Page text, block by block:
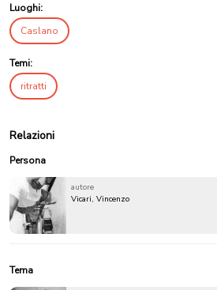
Luoghi:
Caslano
Temi:
ritratti
Relazioni
Persona
autore
Vicari, Vincenzo
Tema